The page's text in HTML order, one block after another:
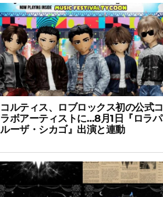
コルティス、ロブロックス初の公式コ
ラボアーティストに…8月1日『ロラパ
ルーザ・シカゴ』出演と連動